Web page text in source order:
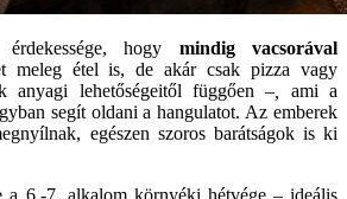
hogy mindig vacsorával
meleg étel is, de akár csak pizza vagy
anyagi lehetőségeitől függően–, ami a
segít oldani a hangulatot. Az emberek
egészen szoros barátságok is ki